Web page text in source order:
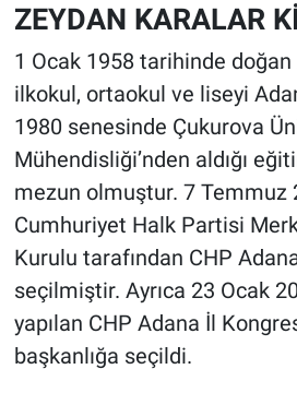
ZEYDAN KARALAR
1 Ocak 1958 tarihinde
ilkokul, ortaokul ve liseyi
1980 senesinde Çukurova
Mühendisliği’nden aldığı
mezun olmuştur. 7 Temmuz
Cumhuriyet Halk Partisi
Kurulu tarafından CHP
seçilmiştir. Ayrıca 23 Ocak
yapılan CHP Adana İl
başkanlığa seçildi.